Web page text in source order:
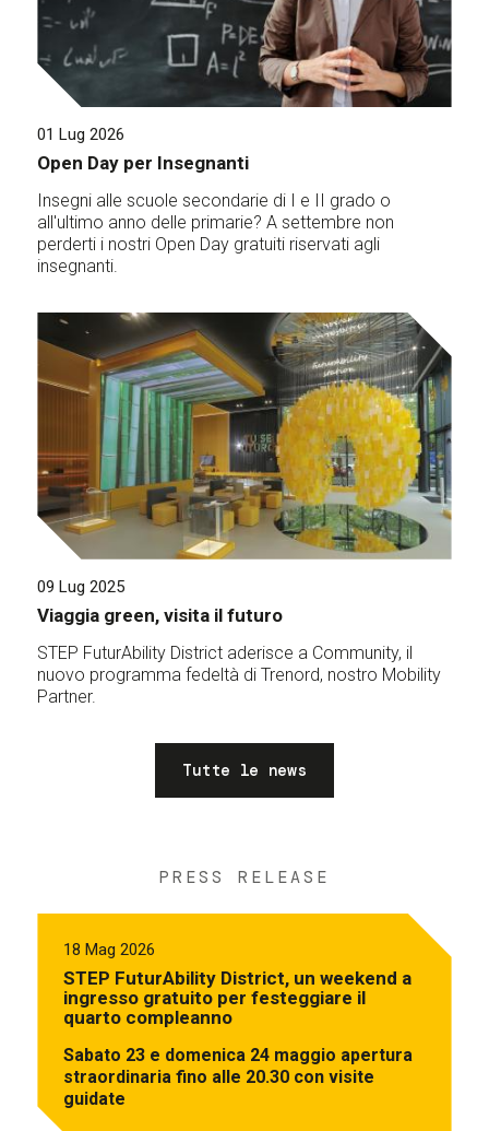
01 Lug 2026
Open Day per Insegnanti
Insegni alle scuole secondarie di I e II grado o
all'ultimo anno delle primarie? A settembre non
perderti i nostri Open Day gratuiti riservati agli
insegnanti.
09 Lug 2025
Viaggia green, visita il futuro
STEP FuturAbility District aderisce a Community, il
nuovo programma fedeltà di Trenord, nostro Mobility
Partner.
Tutte le news
PRESS RELEASE
18 Mag 2026
STEP FuturAbility District, un weekend a
ingresso gratuito per festeggiare il
quarto compleanno
Sabato 23 e domenica 24 maggio apertura
straordinaria fino alle 20.30 con visite
guidate